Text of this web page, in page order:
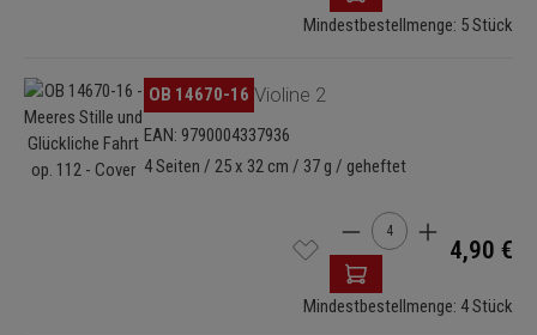
Mindestbestellmenge: 5 Stück
Bildergalerie überspringenOB 14670-16 Violine 2
EAN: 9790004337936
4 Seiten / 25 x 32 cm / 37 g / geheftet
Produkt Anzahl: Gib
4,90 €
Mindestbestellmenge: 4 Stück